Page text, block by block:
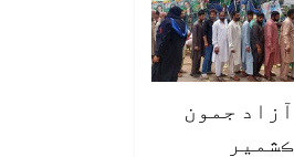
آزاد جمون
ڪشمير